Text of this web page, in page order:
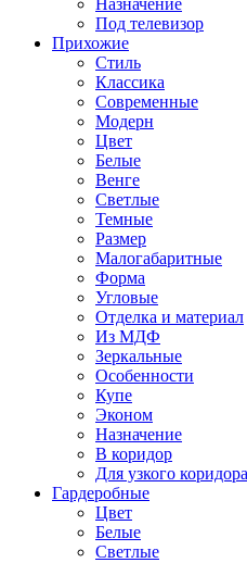
Назначение
Под телевизор
Прихожие
Стиль
Классика
Современные
Модерн
Цвет
Белые
Венге
Светлые
Темные
Размер
Малогабаритные
Форма
Угловые
Отделка и материал
Из МДФ
Зеркальные
Особенности
Купе
Эконом
Назначение
В коридор
Для узкого коридора
Гардеробные
Цвет
Белые
Светлые